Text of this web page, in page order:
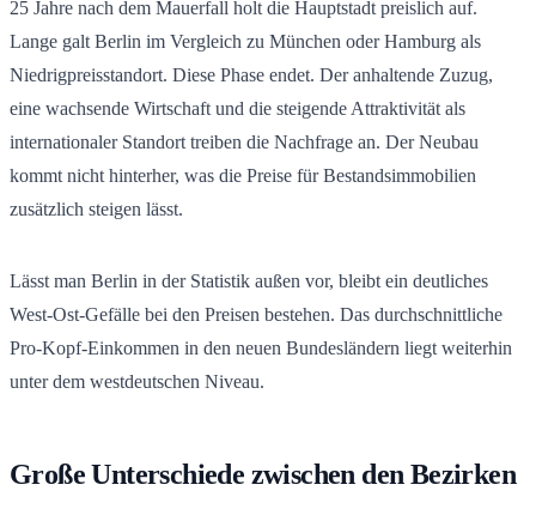
25 Jahre nach dem Mauerfall holt die Hauptstadt preislich auf.
Lange galt Berlin im Vergleich zu München oder Hamburg als
Niedrigpreisstandort. Diese Phase endet. Der anhaltende Zuzug,
eine wachsende Wirtschaft und die steigende Attraktivität als
internationaler Standort treiben die Nachfrage an. Der Neubau
kommt nicht hinterher, was die Preise für Bestandsimmobilien
zusätzlich steigen lässt.
Lässt man Berlin in der Statistik außen vor, bleibt ein deutliches
West-Ost-Gefälle bei den Preisen bestehen. Das durchschnittliche
Pro-Kopf-Einkommen in den neuen Bundesländern liegt weiterhin
unter dem westdeutschen Niveau.
Große Unterschiede zwischen den Bezirken